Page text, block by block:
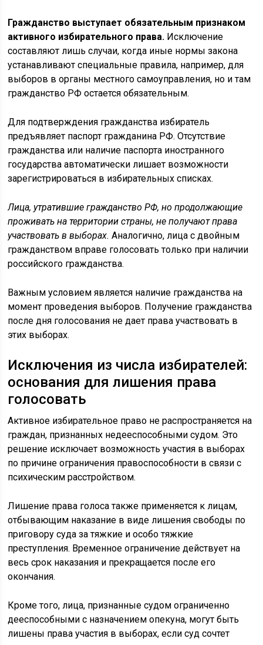
Гражданство выступает обязательным признаком
активного избирательного права. Исключение
составляют лишь случаи, когда иные нормы закона
устанавливают специальные правила, например, для
выборов в органы местного самоуправления, но и там
гражданство РФ остается обязательным.
Для подтверждения гражданства избиратель
предъявляет паспорт гражданина РФ. Отсутствие
гражданства или наличие паспорта иностранного
государства автоматически лишает возможности
зарегистрироваться в избирательных списках.
Лица, утратившие гражданство РФ, но продолжающие
проживать на территории страны, не получают права
участвовать в выборах. Аналогично, лица с двойным
гражданством вправе голосовать только при наличии
российского гражданства.
Важным условием является наличие гражданства на
момент проведения выборов. Получение гражданства
после дня голосования не дает права участвовать в
этих выборах.
Исключения из числа избирателей:
основания для лишения права
голосовать
Активное избирательное право не распространяется на
граждан, признанных недееспособными судом. Это
решение исключает возможность участия в выборах
по причине ограничения правоспособности в связи с
психическим расстройством.
Лишение права голоса также применяется к лицам,
отбывающим наказание в виде лишения свободы по
приговору суда за тяжкие и особо тяжкие
преступления. Временное ограничение действует на
весь срок наказания и прекращается после его
окончания.
Кроме того, лица, признанные судом ограниченно
дееспособными с назначением опекуна, могут быть
лишены права участия в выборах, если суд сочтет